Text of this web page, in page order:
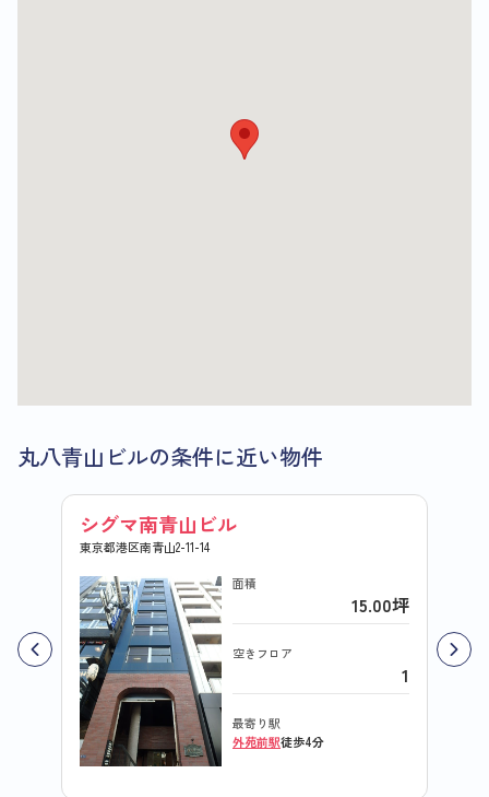
丸八青山ビルの条件に近い物件
シグマ南青山ビル
東京都港区南青山2-11-14
面積
15.00坪
空きフロア
1
最寄り駅
外苑前駅徒歩4分